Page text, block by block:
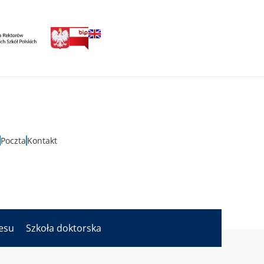
Poczta Kontakt
Szkoła doktorska